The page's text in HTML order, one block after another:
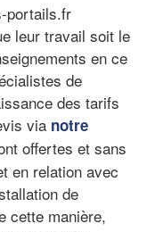
portails.fr
leur travail soit le
en ce
de
des tarifs
via notre
offertes et sans
en relation avec
de
cette manière,